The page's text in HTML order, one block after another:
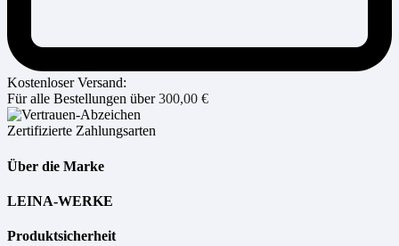
Kostenloser Versand:
Für alle Bestellungen über300,00 €
Zertifizierte Zahlungsarten
Über die Marke
LEINA-WERKE
Produktsicherheit